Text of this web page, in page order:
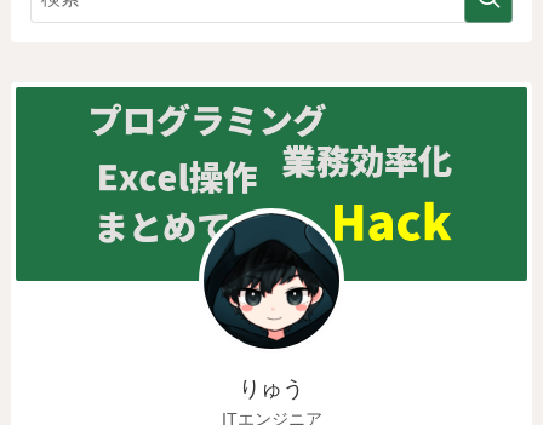
りゅう
ITエンジニア